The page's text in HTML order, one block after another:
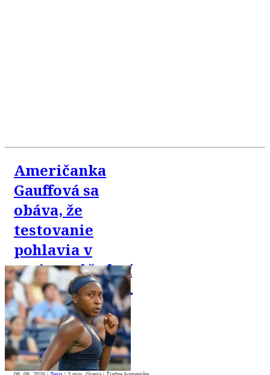
Američanka
Gauffová sa
obáva, že
testovanie
pohlavia v
tenise môže byť
zneužité proti
trans komunite